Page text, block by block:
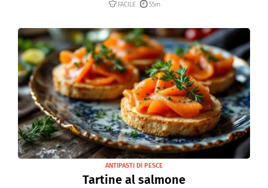
FACILE 55m
ANTIPASTI DI PESCE
Tartine al salmone